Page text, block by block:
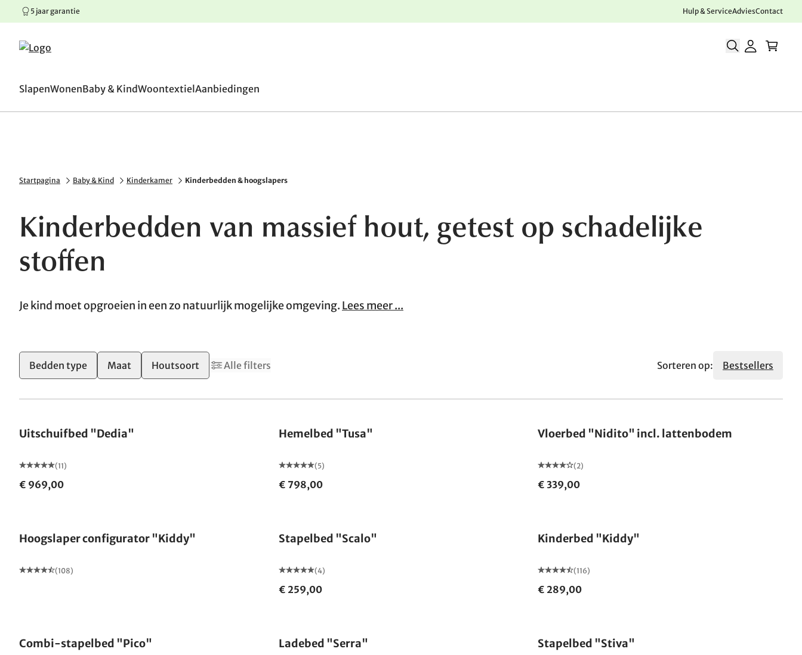
Springen naar hoofdinhoud
Springen naar hoofdnavigatie
Springen naar voettekst
5 jaar garantie Hulp & ServiceAdviesContact
SlapenWonenBaby & KindWoontextiel Aanbiedingen
Startpagina Baby & Kind Kinderkamer Kinderbedden & hoogslapers
Kinderbedden van massief hout, getest op schadelijke
stoffen
Je kind moet opgroeien in een zo natuurlijk mogelijke omgeving. Lees meer ...
Bedden type Maat Houtsoort Alle filters Sorteren op: Bestsellers
Uitschuifbed "Dedia"
(11)
€ 969,00
Hemelbed "Tusa"
(5)
€ 798,00
Vloerbed "Nidito" incl. lattenbodem
(2)
€ 339,00
Hoogslaper configurator "Kiddy"
(108)
Stapelbed "Scalo"
(4)
€ 259,00
Kinderbed "Kiddy"
(116)
€ 289,00
Combi-stapelbed "Pico" Ladebed "Serra" Stapelbed "Stiva"